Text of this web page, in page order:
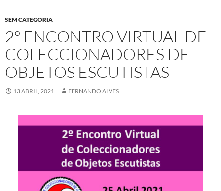
SEM CATEGORIA
2º ENCONTRO VIRTUAL DE
COLECCIONADORES DE
OBJETOS ESCUTISTAS
13 ABRIL, 2021 FERNANDO ALVES